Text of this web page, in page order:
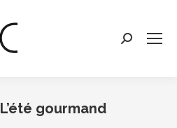
Search:
L’été gourmand